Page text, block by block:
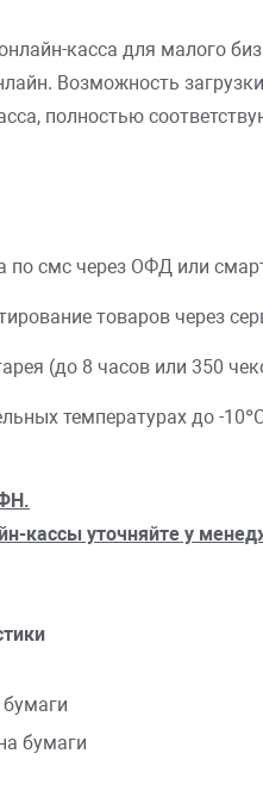
касса для малого
Возможность
полностью
по смс через ОФД или
товаров через
(до 8 часов или 350
температурах до -
кассы уточняйте у
ширина
бумаги